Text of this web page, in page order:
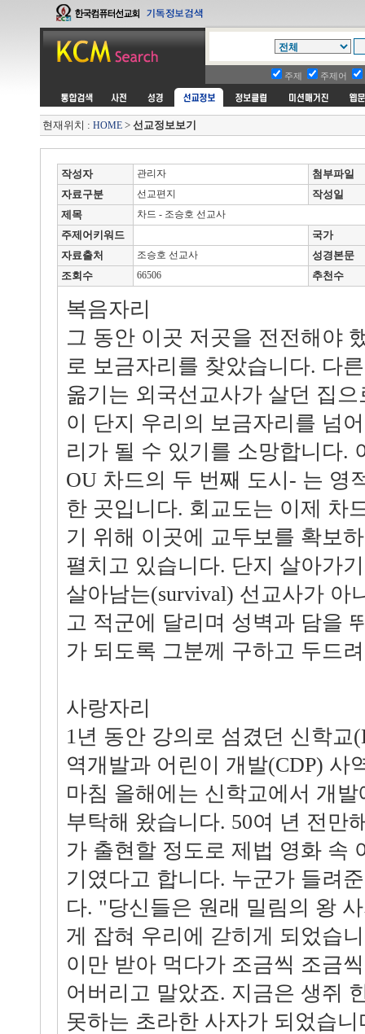
주제 주제어
현재위치 : HOME > 선교정보보기
작성자 관리자
첨부파일
자료구분
선교편지
작성일
제목
차드 - 조승호 선교사
주제어키워드
국가
자료출처
조승호 선교사
성경본문
조회수
66506 추천수
복음자리
그 동안 이곳 저곳을 전전해야
로 보금자리를 찾았습니다. 다
옮기는 외국선교사가 살던 집
이 단지 우리의 보금자리를 넘
리가 될 수 있기를 소망합니다.
OU 차드의 두 번째 도시- 는 영
한 곳입니다. 회교도는 이제 차
기 위해 이곳에 교두보를 확보
펼치고 있습니다. 단지 살아가
살아남는(survival) 선교사가 아
고 적군에 달리며 성벽과 담을
가 되도록 그분께 구하고 두드
사랑자리
1년 동안 강의로 섬겼던 신학교
역개발과 어린이 개발(CDP) 사
마침 올해에는 신학교에서 개
부탁해 왔습니다. 50여 년 전만
가 출현할 정도로 제법 영화 속
기였다고 합니다. 누군가 들려
다. "당신들은 원래 밀림의 왕
게 잡혀 우리에 갇히게 되었습
이만 받아 먹다가 조금씩 조금
어버리고 말았죠. 지금은 생쥐
못하는 초라한 사자가 되었습